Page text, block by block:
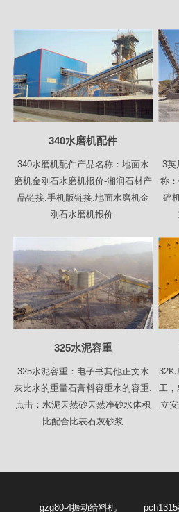
340水磨机配件
340水磨机配件产品名称：地面水
磨机金刚石水磨机报价-湘润石材产
品链接.手机版链接.地面水磨机金
刚石水磨机报价-
3英
称
碎
325水泥容重
325水泥容重：电子书其他正文水
灰比水的重量石膏料容重水的容重.
点击：水泥天然砂天然净砂水体积
比配合比表石灰砂浆
工，
立
gzg80-4振动给料机